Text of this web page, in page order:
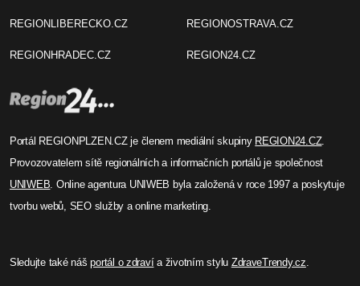
REGIONLIBERECKO.CZ
REGIONHRADEC.CZ
REGIONOSTRAVA.CZ
REGION24.CZ
Portál REGIONPLZEN.CZ je členem mediální skupiny REGION24.CZ.
Provozovatelem sítě regionálních a informačních portálů je společnost
UNIWEB. Online agentura UNIWEB byla založená v roce 1997 a poskytuje
tvorbu webů, SEO služby a online marketing.
Sledujte také nášportál o zdravía životním stylu ZdraveTrendy.cz.